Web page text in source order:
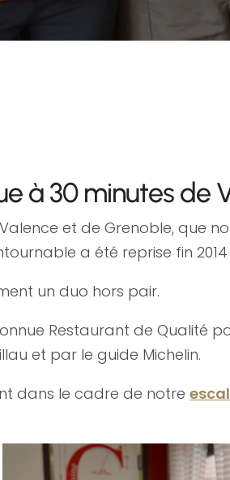
à 30 minutes de
et de Grenoble, que
a été reprise fin
un duo hors pair.
Restaurant de Qualité
et par le guide Michelin.
dans le cadre de notre